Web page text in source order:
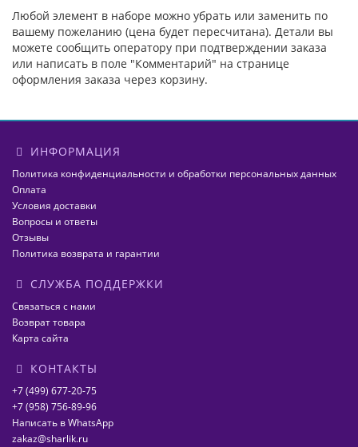
Любой элемент в наборе можно убрать или заменить по
вашему пожеланию (цена будет пересчитана). Детали вы
можете сообщить оператору при подтверждении заказа
или написать в поле "Комментарий" на странице
оформления заказа через корзину.
ИНФОРМАЦИЯ
Политика конфиденциальности и обработки персональных данных
Оплата
Условия доставки
Вопросы и ответы
Отзывы
Политика возврата и гарантии
СЛУЖБА ПОДДЕРЖКИ
Связаться с нами
Возврат товара
Карта сайта
КОНТАКТЫ
+7 (499) 677-20-75
+7 (958) 756-89-96
Написать в WhatsApp
zakaz@sharlik.ru